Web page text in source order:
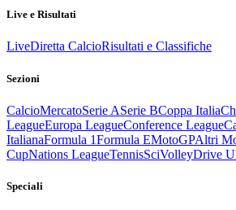
Live e Risultati
LiveDiretta CalcioRisultati e Classifiche
Sezioni
CalcioMercatoSerie ASerie BCoppa Italia
LeagueEuropa LeagueConference League
ItalianaFormula 1Formula EMotoGPAltri
CupNations LeagueTennisSciVolleyDrive
Speciali